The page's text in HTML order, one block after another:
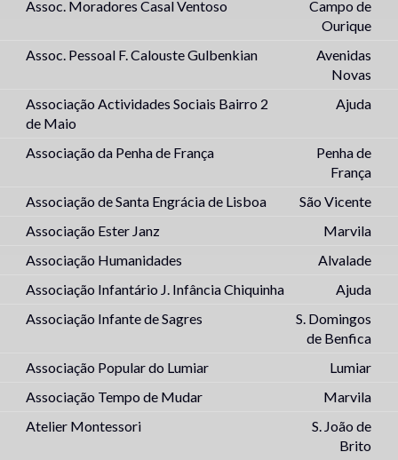
Assoc. Moradores Casal Ventoso
Campo de
Ourique
Assoc. Pessoal F. Calouste Gulbenkian
Avenidas
Novas
Associação Actividades Sociais Bairro 2
de Maio
Ajuda
Associação da Penha de França
Penha de
França
Associação de Santa Engrácia de Lisboa
São Vicente
Associação Ester Janz
Marvila
Associação Humanidades
Alvalade
Associação Infantário J. Infância Chiquinha
Ajuda
Associação Infante de Sagres
S. Domingos
de Benfica
Associação Popular do Lumiar
Lumiar
Associação Tempo de Mudar
Marvila
Atelier Montessori
S. João de
Brito